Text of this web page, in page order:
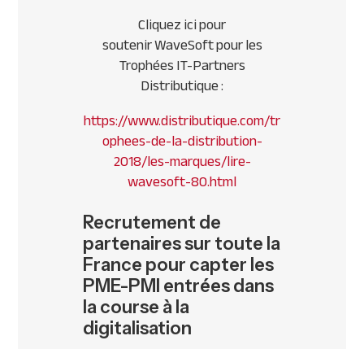
Cliquez ici pour
soutenir WaveSoft pour les
Trophées IT-Partners
Distributique :
https://www.distributique.com/tr
ophees-de-la-distribution-
2018/les-marques/lire-
wavesoft-80.html
Recrutement de
partenaires sur toute la
France pour capter les
PME-PMI entrées dans
la course à la
digitalisation